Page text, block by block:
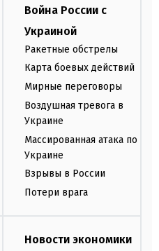
Война России с
Украиной
Ракетные обстрелы
Карта боевых действий
Мирные переговоры
Воздушная тревога в
Украине
Массированная атака по
Украине
Взрывы в России
Потери врага
Новости экономики